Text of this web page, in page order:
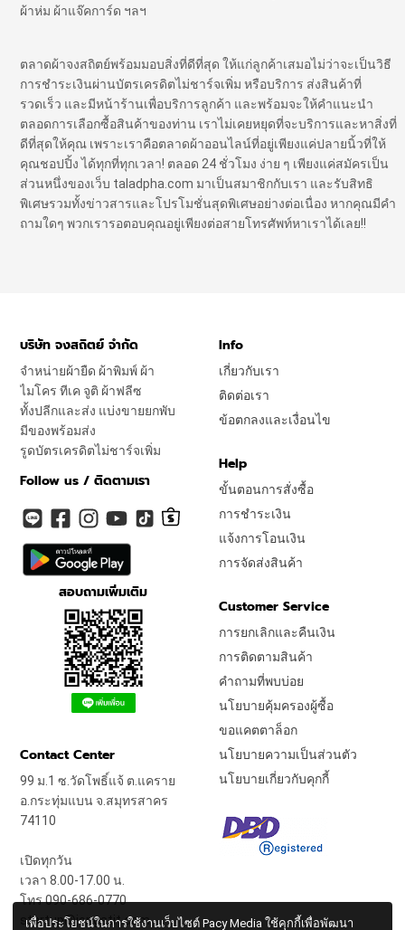
ผ้าห่ม ผ้าแจ๊คการ์ด ฯลฯ
ตลาดผ้าจงสถิตย์พร้อมมอบสิ่งที่ดีที่สุด ให้แก่ลูกค้าเสมอไม่ว่าจะเป็นวิธี
การชำระเงินผ่านบัตรเครดิตไม่ชาร์จเพิ่ม หรือบริการ ส่งสินค้าที่
รวดเร็ว และมีหน้าร้านเพื่อบริการลูกค้า และพร้อมจะให้คำแนะนำ
ตลอดการเลือกซื้อสินค้าของท่าน เราไม่เคยหยุดที่จะบริการและหาสิ่งที่
ดีที่สุดให้คุณ เพราะเราคือตลาดผ้าออนไลน์ที่อยู่เพียงแค่ปลายนิ้วที่ให้
คุณชอปปิ้ง ได้ทุกที่ทุกเวลา! ตลอด 24 ชั่วโมง ง่าย ๆ เพียงแค่สมัครเป็น
ส่วนหนึ่งของเว็บ taladpha.com มาเป็นสมาชิกกับเรา และรับสิทธิ
พิเศษรวมทั้งข่าวสารและโปรโมชั่นสุดพิเศษอย่างต่อเนื่อง หากคุณมีคำ
ถามใดๆ พวกเรารอตอบคุณอยู่เพียงต่อสายโทรศัพท์หาเราได้เลย!!
บริษัท จงสถิตย์ จำกัด
จำหน่ายผ้ายืด ผ้าพิมพ์ ผ้า
ไมโคร ทีเค จูติ ผ้าฟลีซ
ทั้งปลีกและส่ง แบ่งขายยกพับ
มีของพร้อมส่ง
รูดบัตรเครดิตไม่ชาร์จเพิ่ม
Follow us / ติดตามเรา
สอบถามเพิ่มเติม
Info
เกี่ยวกับเรา
ติดต่อเรา
ข้อตกลงและเงื่อนไข
Help
ขั้นตอนการสั่งซื้อ
การชำระเงิน
แจ้งการโอนเงิน
การจัดส่งสินค้า
Customer Service
การยกเลิกและคืนเงิน
การติดตามสินค้า
คำถามที่พบบ่อย
นโยบายคุ้มครองผู้ซื้อ
ขอแคตตาล็อก
นโยบายความเป็นส่วนตัว
นโยบายเกี่ยวกับคุกกี้
Contact Center
99 ม.1 ซ.วัดโพธิ์แจ้ ต.แคราย
อ.กระทุ่มแบน จ.สมุทรสาคร
74110
เปิดทุกวัน
เวลา 8.00-17.00 น.
โทร 090-686-0770
startup@jongstit.com
เพื่อประโยชน์ในการใช้งานเว็บไซต์ Pacy Media ใช้คุกกี้เพื่อพัฒนา